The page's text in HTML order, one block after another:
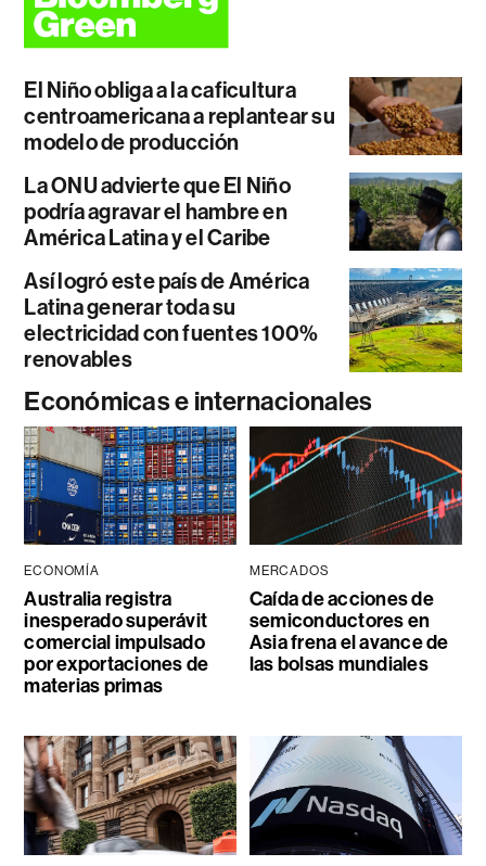
El Niño obliga a la caficultura
centroamericana a replantear su
modelo de producción
La ONU advierte que El Niño
podría agravar el hambre en
América Latina y el Caribe
Así logró este país de América
Latina generar toda su
electricidad con fuentes 100%
renovables
Económicas e internacionales
ECONOMÍA
Australia registra
inesperado superávit
comercial impulsado
por exportaciones de
materias primas
MERCADOS
Caída de acciones de
semiconductores en
Asia frena el avance de
las bolsas mundiales